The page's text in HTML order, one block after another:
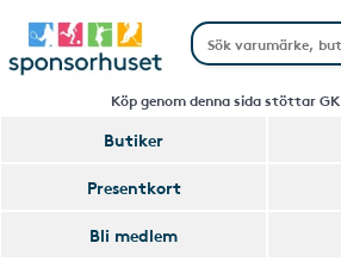
Köp genom denna sida stöttar
Butiker
Presentkort
Bli medlem